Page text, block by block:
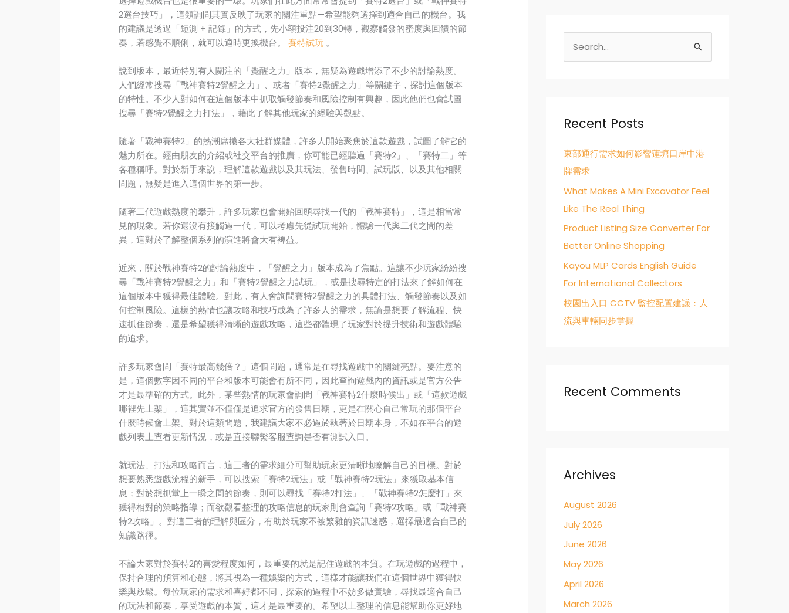
2選台技巧」，這類詢問其實反映了玩家的關注重點—希望能夠選擇到適合自己的機台。我
的建議是透過「短測 + 記錄」的方式，先小額投注20到30轉，觀察觸發的密度與回饋的節
奏，若感覺不順俐，就可以適時更換機台。賽特試玩 。
說到版本，最近特別有人關注的「覺醒之力」版本，無疑為遊戲增添了不少的討論熱度。
人們經常搜尋「戰神賽特2覺醒之力」、或者「賽特2覺醒之力」等關鍵字，探討這個版本
的特性。不少人對如何在這個版本中抓取觸發節奏和風險控制有興趣，因此他們也會試圖
搜尋「賽特2覺醒之力打法」，藉此了解其他玩家的經驗與觀點。
隨著「戰神賽特2」的熱潮席捲各大社群媒體，許多人開始聚焦於這款遊戲，試圖了解它的
魅力所在。經由朋友的介紹或社交平台的推廣，你可能已經聽過「賽特2」、「賽特二」等
各種稱呼。對於新手來說，理解這款遊戲以及其玩法、發售時間、試玩版、以及其他相關
問題，無疑是進入這個世界的第一步。
隨著二代遊戲熱度的攀升，許多玩家也會開始回頭尋找一代的「戰神賽特」，這是相當常
見的現象。若你還沒有接觸過一代，可以考慮先從試玩開始，體驗一代與二代之間的差
異，這對於了解整個系列的演進將會大有裨益。
近來，關於戰神賽特2的討論熱度中，「覺醒之力」版本成為了焦點。這讓不少玩家紛紛搜
尋「戰神賽特2覺醒之力」和「賽特2覺醒之力試玩」，或是搜尋特定的打法來了解如何在
這個版本中獲得最佳體驗。對此，有人會詢問賽特2覺醒之力的具體打法、觸發節奏以及如
何控制風險。這樣的熱情也讓攻略和技巧成為了許多人的需求，無論是想要了解流程、快
速抓住節奏，還是希望獲得清晰的遊戲攻略，這些都體現了玩家對於提升技術和遊戲體驗
的追求。
許多玩家會問「賽特最高幾倍？」這個問題，通常是在尋找遊戲中的關鍵亮點。要注意的
是，這個數字因不同的平台和版本可能會有所不同，因此查詢遊戲內的資訊或是官方公告
才是最準確的方式。此外，某些熱情的玩家會詢問「戰神賽特2什麼時候出」或「這款遊戲
哪裡先上架」，這其實並不僅僅是追求官方的發售日期，更是在關心自己常玩的那個平台
什麼時候會上架。對於這類問題，我建議大家不必過於執著於日期本身，不如在平台的遊
戲列表上查看更新情況，或是直接聯繫客服查詢是否有測試入口。
就玩法、打法和攻略而言，這三者的需求細分可幫助玩家更清晰地瞭解自己的目標。對於
想要熟悉遊戲流程的新手，可以搜索「賽特2玩法」或「戰神賽特2玩法」來獲取基本信
息；對於想抓堂上一瞬之間的節奏，則可以尋找「賽特2打法」、「戰神賽特2怎麼打」來
獲得相對的策略指導；而欲觀看整理的攻略信息的玩家則會查詢「賽特2攻略」或「戰神賽
特2攻略」。對這三者的理解與區分，有助於玩家不被繁雜的資訊迷惑，選擇最適合自己的
知識路徑。
不論大家對於賽特2的喜愛程度如何，最重要的就是記住遊戲的本質。在玩遊戲的過程中，
保持合理的預算和心態，將其視為一種娛樂的方式，這樣才能讓我們在這個世界中獲得快
樂與放鬆。每位玩家的需求和喜好都不同，探索的過程中不妨多做實驗，尋找最適合自己
的玩法和節奏，享受遊戲的本質，這才是最重要的。希望以上整理的信息能幫助你更好地
e
c
f
o
r
:
Recent Posts
東部通行需求如何影響蓮塘口岸中港
牌需求
What Makes A Mini Excavator Feel
Like The Real Thing
Product Listing Size Converter For
Better Online Shopping
Kayou MLP Cards English Guide
For International Collectors
校園出入口 CCTV 監控配置建議：人
流與車輛同步掌握
Recent Comments
Archives
August 2026
July 2026
June 2026
May 2026
April 2026
March 2026